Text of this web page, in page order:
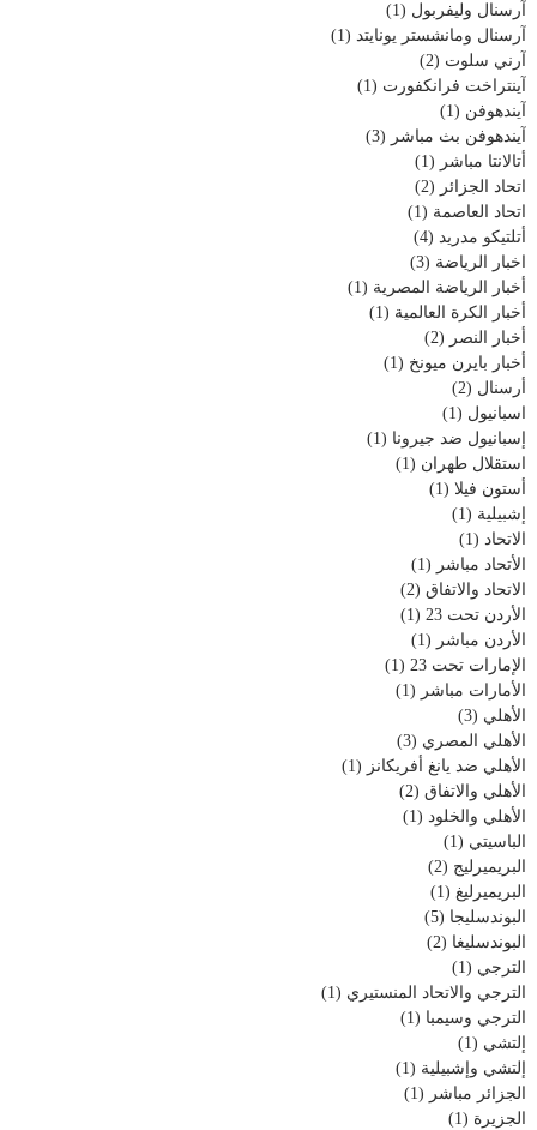
آرسنال وليفربول (1)
آرسنال ومانشستر يونايتد (1)
آرني سلوت (2)
آينتراخت فرانكفورت (1)
آيندهوفن (1)
آيندهوفن بث مباشر (3)
أتالانتا مباشر (1)
اتحاد الجزائر (2)
اتحاد العاصمة (1)
أتلتيكو مدريد (4)
اخبار الرياضة (3)
أخبار الرياضة المصرية (1)
أخبار الكرة العالمية (1)
أخبار النصر (2)
أخبار بايرن ميونخ (1)
أرسنال (2)
اسبانيول (1)
إسبانيول ضد جيرونا (1)
استقلال طهران (1)
أستون فيلا (1)
إشبيلية (1)
الاتحاد (1)
الأتحاد مباشر (1)
الاتحاد والاتفاق (2)
الأردن تحت 23
(1)
الأردن مباشر (1)
الإمارات تحت 23
(1)
الأمارات مباشر (1)
الأهلي (3)
الأهلي المصري (3)
الأهلي ضد يانغ أفريكانز (1)
الأهلي والاتفاق (2)
الأهلي والخلود (1)
الباسيتي (1)
البريميرليج (2)
البريميرليغ (1)
البوندسليجا (5)
البوندسليغا (2)
الترجي (1)
الترجي والاتحاد المنستيري (1)
الترجي وسيمبا (1)
إلتشي (1)
إلتشي وإشبيلية (1)
الجزائر مباشر (1)
الجزيرة (1)